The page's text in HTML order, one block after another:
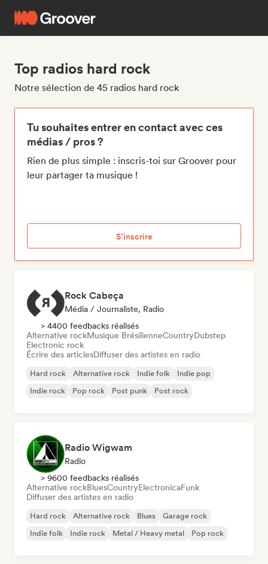
Top radios hard rock
Notre sélection de 45 radios hard rock
Tu souhaites entrer en contact avec ces
médias / pros ?
Rien de plus simple : inscris-toi sur Groover pour
leur partager ta musique !
S’inscrire
Rock Cabeça
Média / Journaliste, Radio
> 4400 feedbacks réalisés
Alternative rockMusique BrésilienneCountryDubstep
Electronic rock
Écrire des articlesDiffuser des artistes en radio
Hard rock Alternative rock Indie folk
Indie pop
Indie rock
Pop rock Post punk Post rock
Radio Wigwam
Radio
> 9600 feedbacks réalisés
Alternative rockBluesCountryElectronicaFunk
Diffuser des artistes en radio
Hard rock Alternative rock Blues
Garage rock
Indie folk
Indie rock Metal / Heavy metal Pop rock